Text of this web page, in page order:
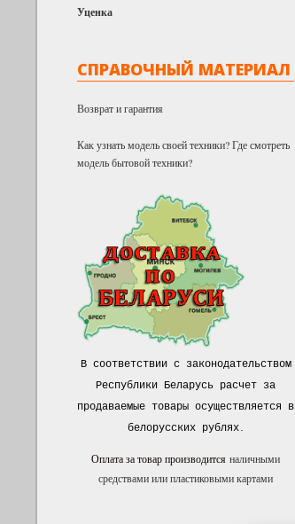
Уценка
СПРАВОЧНЫЙ МАТЕРИАЛ
Возврат и гарантия
Как узнать модель своей техники? Где смотреть
модель бытовой техники?
В соответствии с законодательством
Республики Беларусь расчет за
продаваемые товары осуществляется в
белорусских рублях.
Оплата за товар производится наличными
средствами или пластиковыми картами